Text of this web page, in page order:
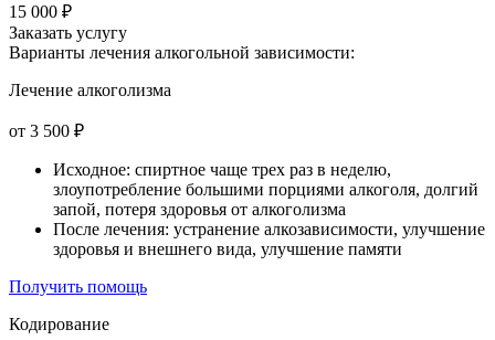
15 000 ₽
Заказать услугу
Варианты лечения алкогольной зависимости:
Лечение алкоголизма
от 3 500 ₽
Исходное: спиртное чаще трех раз в неделю,
злоупотребление большими порциями алкоголя, долгий
запой, потеря здоровья от алкоголизма
После лечения: устранение алкозависимости, улучшение
здоровья и внешнего вида, улучшение памяти
Получить помощь
Кодирование